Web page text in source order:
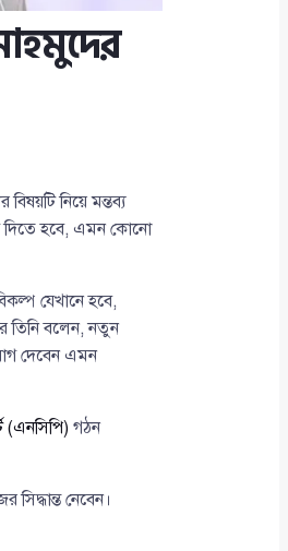
নিয়ে মন্তব্য
দিতে হবে, এমন কোনো
যেখানে হবে,
তিনি বলেন, নতুন
দেবেন এমন
(এনসিপি) গঠন
নেবেন।